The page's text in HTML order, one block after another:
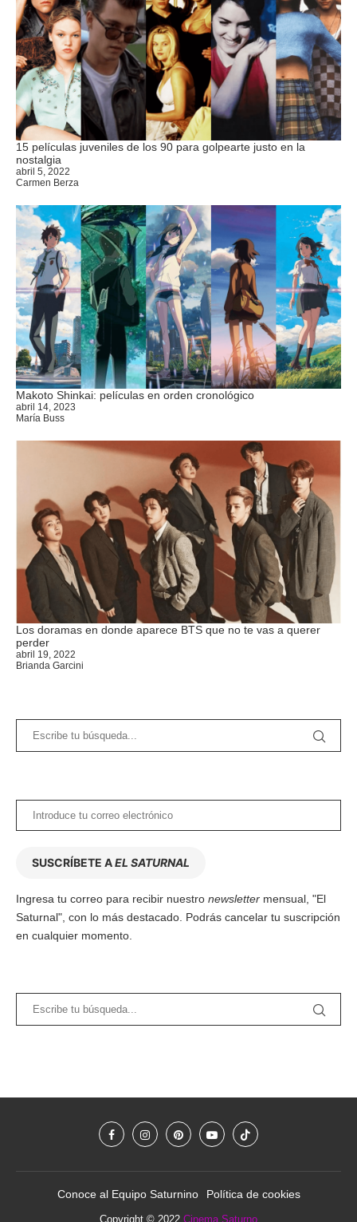
15 películas juveniles de los 90 para golpearte justo en la
nostalgia
abril 5, 2022
Carmen Berza
Makoto Shinkai: películas en orden cronológico
abril 14, 2023
María Buss
Los doramas en donde aparece BTS que no te vas a querer
perder
abril 19, 2022
Brianda Garcini
SUSCRÍBETE AEL SATURNAL
Ingresa tu correo para recibir nuestro newsletter mensual, "El
Saturnal", con lo más destacado. Podrás cancelar tu suscripción
en cualquier momento.
Conoce al Equipo Saturnino Política de cookies
Copyright © 2022 Cinema Saturno